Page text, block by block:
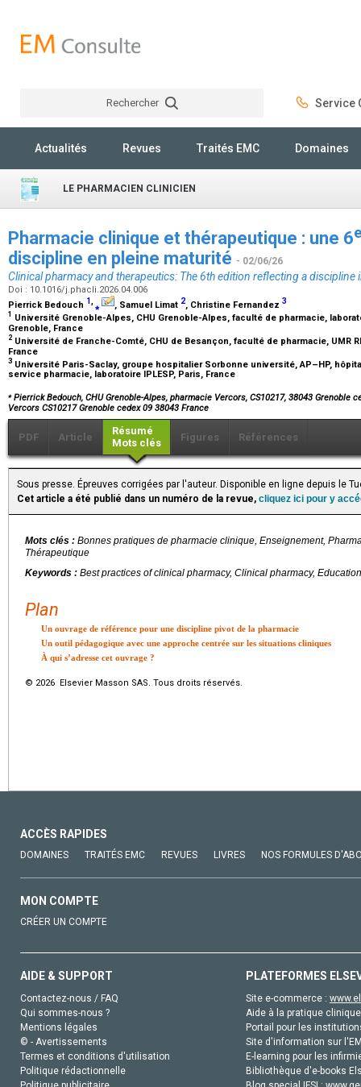
Rechercher Service
Actualités Revues Traités EMC Domaines
LE PHARMACIEN CLINICIEN
Pharmacie clinique et thérapeutique : une 6
discipline en pleine maturité - 02/06/26
Clinical pharmacy and therapeutics: The 6th edition reflecting a discipline
Doi : 10.1016/j.phacli.2026.04.006
Pierrick Bedouch 1 ,⁎ , Samuel Limat 2, Christine Fernandez 3
1 Université Grenoble-Alpes, CHU Grenoble-Alpes, faculté de pharmacie,
Grenoble, France
2 Université de Franche-Comté, CHU de Besançon, faculté de pharmacie, UMR
France
3 Université Paris-Saclay, groupe hospitalier Sorbonne université, AP–HP,
service pharmacie, laboratoire IPLESP, Paris, France
⁎Pierrick Bedouch, CHU Grenoble-Alpes, pharmacie Vercors, CS10217, 38043 Grenoble
Vercors CS10217 Grenoble cedex 09 38043 France
PDF Article
Résumé
Mots clés
Figures Références
Sous presse. Épreuves corrigées par l'auteur. Disponible en ligne depuis le
Cet article a été publié dans un numéro de la revue, cliquez ici pour y
Mots clés : Bonnes pratiques de pharmacie clinique, Enseignement,
Thérapeutique
Keywords : Best practices of clinical pharmacy, Clinical pharmacy,
Plan
Un ouvrage de référence pour une discipline pivot de la pharmacie
Un outil pédagogique avec une approche centrée sur les situations cliniques
À qui s’adresse cet ouvrage ?
© 2026 Elsevier Masson SAS. Tous droits réservés.
ACCÈS RAPIDES
DOMAINES TRAITÉS EMC REVUES LIVRES NOS FORMULES
MON COMPTE
CRÉER UN COMPTE
AIDE & SUPPORT
Contactez-nous / FAQ
Qui sommes-nous ?
Mentions légales
© - Avertissements
Termes et conditions d'utilisation
Politique rédactionnelle
PLATEFORMES
Site e-commerce :
Aide à la pratique
Portail pour les
Site d'information sur
E-learning pour les
Bibliothèque d'e-books